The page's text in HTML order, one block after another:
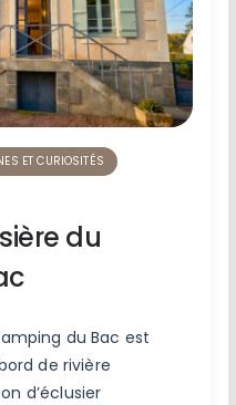
ET CURIOSITÉS
du
du Bac est
de rivière
d’éclusier